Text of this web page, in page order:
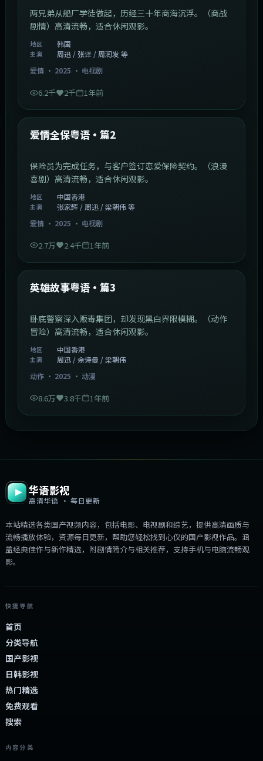
两兄弟从船厂学徒做起，历经三十年商海沉浮。（商战
剧情）高清流畅，适合休闲观影。
地区 韩国
主演
周迅 / 张译 / 周润发 等
爱情· 2025 · 电视剧
6.2千 2千 1年前
最新
爱情全保粤语·篇2
保险员为完成任务，与客户签订恋爱保险契约。（浪漫
喜剧）高清流畅，适合休闲观影。
地区 中国香港
主演
张家辉 / 周迅 / 梁朝伟 等
爱情· 2025 · 电视剧
2.7万 2.4千 1年前
最新
英雄故事粤语·篇3
卧底警察深入贩毒集团，却发现黑白界限模糊。（动作
冒险）高清流畅，适合休闲观影。
地区 中国香港
主演
周迅 / 佘诗曼 / 梁朝伟
动作· 2025 · 动漫
8.6万 3.8千 1年前
华语影视
高清华语 · 每日更新
本站精选各类国产视频内容，包括电影、电视剧和综艺，提供高清画质与
流畅播放体验，资源每日更新，帮助您轻松找到心仪的国产影视作品。涵
盖经典佳作与新作精选，附剧情简介与相关推荐，支持手机与电脑流畅观
影。
快捷导航
首页
分类导航
国产影视
日韩影视
热门精选
免费观看
搜索
内容分类